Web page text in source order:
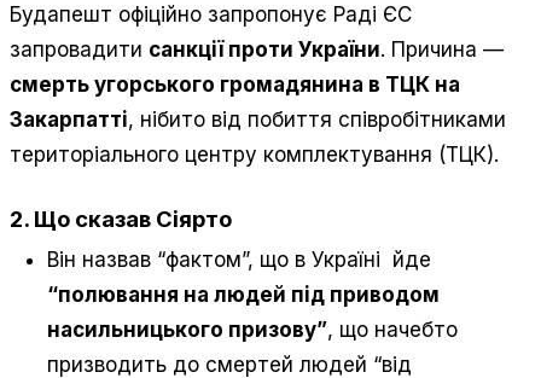
Будапешт офіційно запропонує Раді ЄС
запровадити санкції проти України. Причина —
смерть угорського громадянина в ТЦК на
Закарпатті, нібито від побиття співробітниками
територіального центру комплектування (ТЦК).
2. Що сказав Сіярто
Він назвав “фактом”, що в Україні йде
“полювання на людей під приводом
насильницького призову”, що начебто
призводить до смертей людей “від